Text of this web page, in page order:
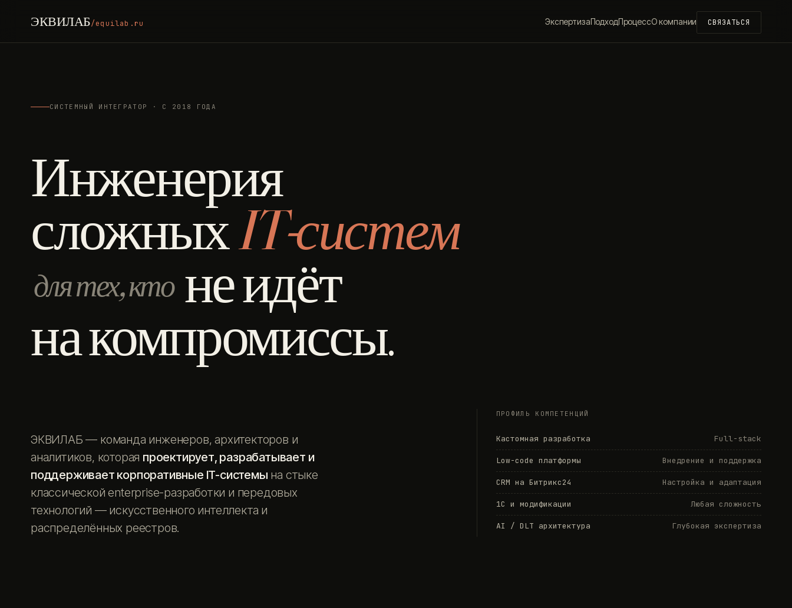
ЭКВИЛАБ/equilab.ru ЭкспертизаПодходПроцессО компании СВЯЗАТЬСЯ
СИСТЕМНЫЙ ИНТЕГРАТОР · С 2018 ГОДА
Инженерия
сложныхIT-систем
для тех, кто не идёт
на компромиссы.
ЭКВИЛАБ — команда инженеров, архитекторов и
аналитиков, которая проектирует, разрабатывает и
поддерживает корпоративные IT-системы на стыке
классической enterprise-разработки и передовых
технологий — искусственного интеллекта и
распределённых реестров.
ПРОФИЛЬ КОМПЕТЕНЦИЙ
Кастомная разработка Full-stack
Low-code платформы Внедрение и поддержка
CRM на Битрикс24 Настройка и адаптация
1С и модификации Любая сложность
AI / DLT архитектура Глубокая экспертиза